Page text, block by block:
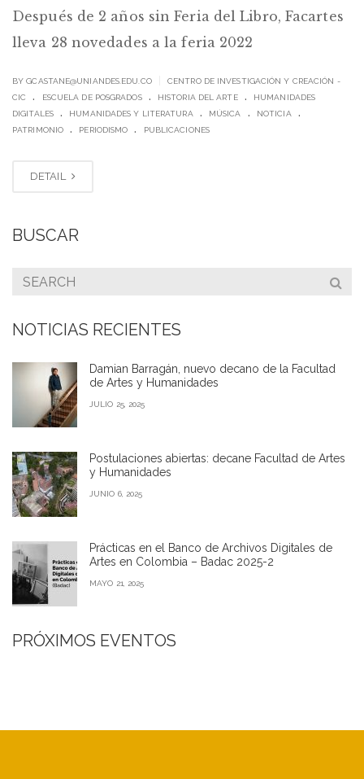
Después de 2 años sin Feria del Libro, Facartes
lleva 28 novedades a la feria 2022
BYGCASTANE@UNIANDES.EDU.CO
CENTRO DE INVESTIGACIÓN Y CREACIÓN -
CIC
. ESCUELA DE POSGRADOS . HISTORIA DEL ARTE .
HUMANIDADES
DIGITALES
. HUMANIDADES Y LITERATURA . MÚSICA . NOTICIA .
PATRIMONIO . PERIODISMO . PUBLICACIONES
DETAIL
BUSCAR
NOTICIAS RECIENTES
Damian Barragán, nuevo decano de la Facultad
de Artes y Humanidades
JULIO 25, 2025
Postulaciones abiertas: decane Facultad de Artes
y Humanidades
JUNIO 6, 2025
Prácticas en el Banco de Archivos Digitales de
Artes en Colombia – Badac 2025-2
MAYO 21, 2025
PRÓXIMOS EVENTOS